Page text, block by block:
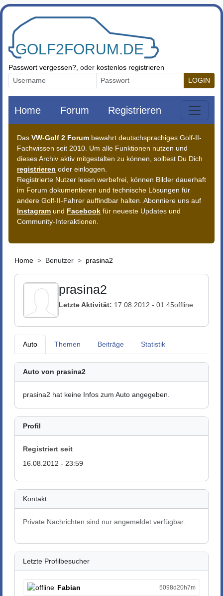
Zum Inhalt springen
Passwort vergessen? , oder kostenlos registrieren
LOGIN
Home Forum Registrieren
Das VW-Golf 2 Forum bewahrt deutschsprachiges Golf-II-
Fachwissen seit 2010. Um alle Funktionen nutzen und
dieses Archiv aktiv mitgestalten zu können, solltest Du Dich
registrieren oder einloggen.
Registrierte Nutzer lesen werbefrei, können Bilder dauerhaft
im Forum dokumentieren und technische Lösungen für
andere Golf-II-Fahrer auffindbar halten. Abonniere uns auf
Instagram und Facebook für neueste Updates und
Community-Interaktionen.
Home Benutzer prasina2
prasina2
Letzte Aktivität: 17.08.2012 - 01:45offline
Auto Themen Beiträge Statistik
Auto von prasina2
prasina2 hat keine Infos zum Auto angegeben.
Profil
Registriert seit
16.08.2012 - 23:59
Kontakt
Private Nachrichten sind nur angemeldet verfügbar.
Letzte Profilbesucher
Fabian 5098d20h7m